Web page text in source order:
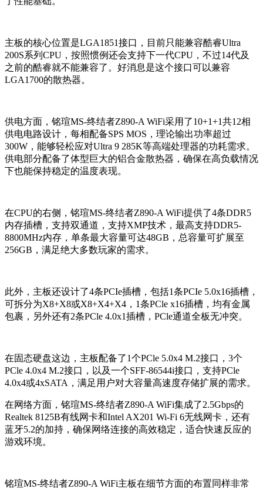
主板的核心位置是LGA1851接口，目前只能兼容酷睿Ultra
200S系列CPU，按照惯例还会支持下一代CPU，不过14代及
之前的酷睿就不能兼容了。好消息是这个接口可以兼容
LGA1700的散热器。
供电方面，铭瑄MS-终结者Z890-A WiFi采用了10+1+1共12相
供电电路设计，每相配备SPS MOS，理论输出功率超过
300W，能够轻松应对Ultra 9 285K等高端处理器的功耗需求。
供电部分配备了体型巨大的铝合金散热器，确保在高负载情况
下也能保持稳定的温度表现。
在CPU的右侧，铭瑄MS-终结者Z890-A WiFi提供了4条DDR5
内存插槽，支持双通道，支持XMP技术，最高支持DDR5-
8800MHz内存，单条最大容量可达48GB，总容量可扩展至
256GB，满足绝大多数玩家的需求。
此外，主板还设计了4条PCIe插槽，包括1条PCIe 5.0x16插槽，
可拆分为X8+X8或X8+X4+X4，1条PCle x16插槽，均有金属
包裹，另外还有2条PCle 4.0x1插槽，PCle通道全板无冲突。
在固态硬盘这边，主板配备了1个PCle 5.0x4 M.2接口，3个
PCle 4.0x4 M.2接口，以及一个SFF-86544i接口，支持PCle
4.0x4或4xSATA，满足用户对大容量高速度存储扩展的需求。
在网络方面，铭瑄MS-终结者Z890-A WiFi集成了2.5Gbps的
Realtek 8125B有线网卡和Intel AX201 Wi-Fi 6无线网卡，还有
蓝牙5.2的加持，确保网络连接的高效稳定，适合快速反应的
游戏环境。
铭瑄MS-终结者Z890-A WiFi主板在细节方面的布置同样非常